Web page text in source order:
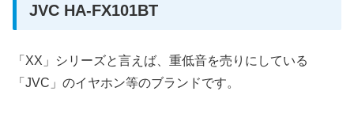
JVC HA-FX101BT
「XX」シリーズと言えば、重低音を売りにしている
「JVC」のイヤホン等のブランドです。